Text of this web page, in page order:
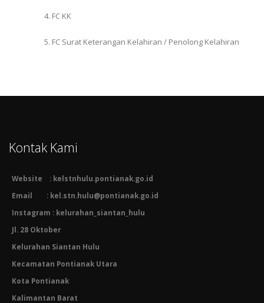
4. FC KK
5. FC Surat Keterangan Kelahiran / Penolong Kelahiran
Kontak Kami
Website : kelstnhulu.pontianak.go.id
Email : kel.stn.hulu@pontianak.go.id
Instagram : kelurahan_siantan_hulu
Jl. 28 Oktober
Kelurahan Siantan Hulu
Kecamatan Pontianak Utara
Kota Pontianak
Kalimantan Barat